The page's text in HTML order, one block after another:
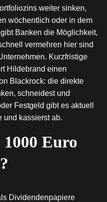
weiter sinken,
wöchentlich oder in dem
Banken die Möglichkeit,
vermehren hier sind
Kurzfristige
Hildebrand einen
Blackrock: die direkte
schneidest und
Festgeld gibt es aktuell
und kassierst ab.
Euro
Dividendenpapiere